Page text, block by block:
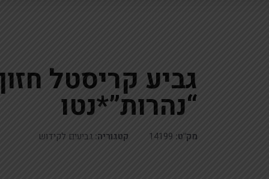
גביע קריסטל
“נהרות”*נטו
קופסא לאתרוג דמוי
גביע קריסטל חזון איש
מק"ט: 14199 קטגוריה: גביעים לקידוש